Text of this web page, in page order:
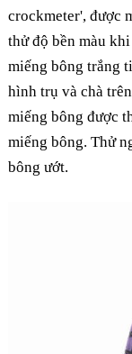
crockmeter', được
thử độ bền màu
miếng bông trắng
hình trụ và chà
miếng bông được
miếng bông. Thử
bông ướt.